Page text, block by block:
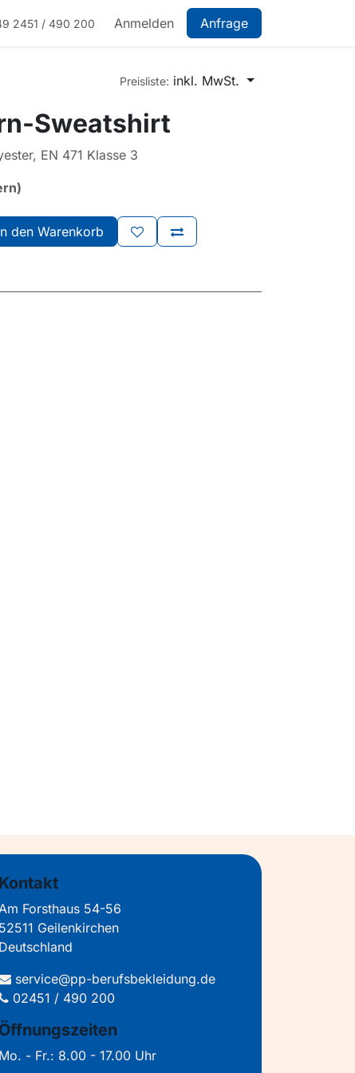
2451 / 490 200 Anmelden Anfrage
Preisliste: inkl. MwSt.
Sweatshirt
EN 471 Klasse 3
den Warenkorb
Kontakt
Forsthaus 54-56
52511 Geilenkirchen
Deutschland
service@pp-berufsbekleidung.de
02451 / 490 200
Öffnungszeiten
Mo. - Fr.: 8.00 - 17.00 Uhr